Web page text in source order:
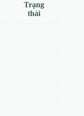
Trạng
thái